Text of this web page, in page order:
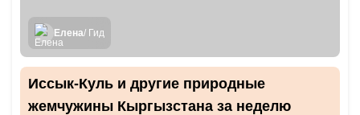
Елена/ Гид
Иссык-Куль и другие природные
жемчужины Кыргызстана за неделю